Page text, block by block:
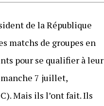
de la République
matchs de groupes en
pour se qualifier à leur
7 juillet,
Mais ils l’ont fait. Ils